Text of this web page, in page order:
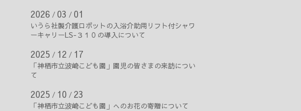
2026 / 03 / 01
いうら社製介護ロボットの入浴介助用リフト付シャワ
ーキャリーLS-３１０の導入について
2025 / 12 / 17
「神栖市立波崎こども園」園児の皆さまの来訪につい
て
2025 / 10 / 23
「神栖市立波崎こども園」へのお花の寄贈について